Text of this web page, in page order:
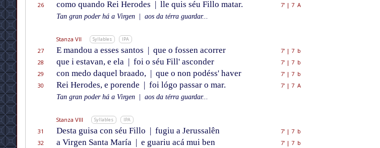
26
como quando Rei Herodes | lle quis séu Fillo matar. 7'| 7 A
Tan gran poder há a Virgen
aos da térra guardar...
Stanza VII Syllables IPA
27 E mandou a esses santos | que o fossen acorrer 7'| 7 b
28
que i estavan, e ela | foi o séu Fill' asconder 7'| 7 b
29
con medo daquel braado, | que o non podéss' haver 7'| 7 b
30
Rei Herodes, e porende | foi lógo passar o mar. 7'| 7 A
Tan gran poder há a Virgen
aos da térra guardar...
Stanza VIII Syllables IPA
31 Desta guisa con séu Fillo | fugiu a Jerussalên 7'| 7 b
32
a Virgen Santa María | e guariu acá mui ben 7'| 7 b